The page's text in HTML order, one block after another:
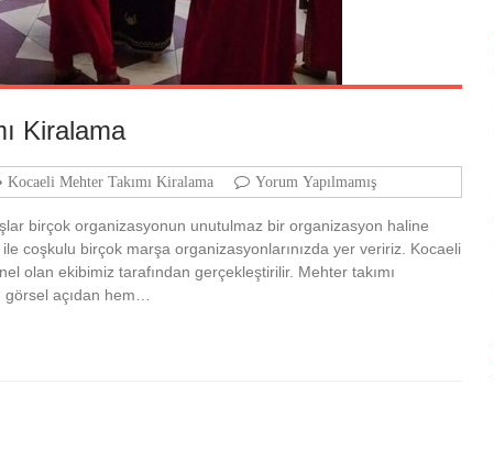
Kiralama
Kocaeli Mehter Takımı Kiralama Yorum Yapılmamış
birçok organizasyonun unutulmaz bir organizasyon haline
coşkulu birçok marşa organizasyonlarınızda yer veririz. Kocaeli
olan ekibimiz tarafından gerçekleştirilir. Mehter takımı
açıdan hem…